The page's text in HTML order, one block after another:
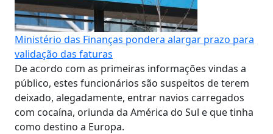
Ministério das Finanças pondera alargar prazo para
validação das faturas
De acordo com as primeiras informações vindas a
público, estes funcionários são suspeitos de terem
deixado, alegadamente, entrar navios carregados
com cocaína, oriunda da América do Sul e que tinha
como destino a Europa.